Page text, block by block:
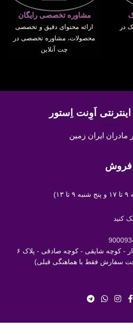
در
مشاوره تخصصی رایگان
ارائه محتوای دقیق و تخصصی
محصولات، مشاوره تخصصی در
چت آنلاین
اَوِنت اِستور
مادران ایران زمین
فروش
کنید
: خ اجاره دار - کوچه شایقی - کوچه صادقی - پلاک ۶